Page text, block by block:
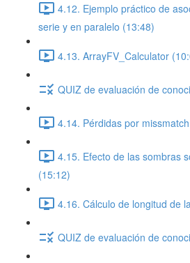
4.12. Ejemplo práctico de
serie y en paralelo (13:48)
4.13. ArrayFV_Calculator
QUIZ de evaluación de
4.14. Pérdidas por
4.15. Efecto de las sombras
(15:12)
4.16. Cálculo de longitud de
QUIZ de evaluación de